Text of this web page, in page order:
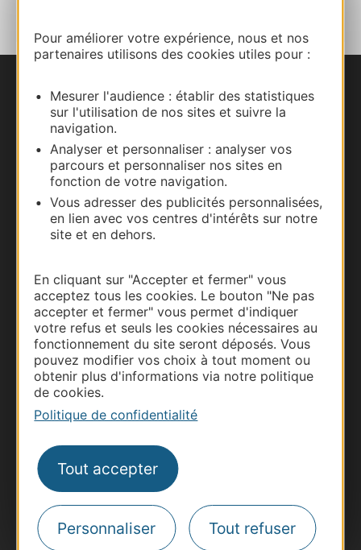
Pour améliorer votre expérience, nous et nos
partenaires utilisons des cookies utiles pour :
Mesurer l'audience : établir des statistiques
sur l'utilisation de nos sites et suivre la
navigation.
Analyser et personnaliser : analyser vos
parcours et personnaliser nos sites en
fonction de votre navigation.
Vous adresser des publicités personnalisées,
en lien avec vos centres d'intérêts sur notre
site et en dehors.
En cliquant sur "Accepter et fermer" vous
acceptez tous les cookies. Le bouton "Ne pas
accepter et fermer" vous permet d'indiquer
votre refus et seuls les cookies nécessaires au
fonctionnement du site seront déposés. Vous
pouvez modifier vos choix à tout moment ou
obtenir plus d'informations via notre politique
de cookies.
Politique de confidentialité
Tout accepter
Personnaliser Tout refuser
Nous contacter
Carte interactive
Documentation
Thermalisme
Business/Mice
Pros d'Occitanie
Voyagistes
Destination Sport
Inscrivez-vous à la lettre d'information
Destination Occitanie pour recevoir des
suggestions de séjours, de visites et de sorties.